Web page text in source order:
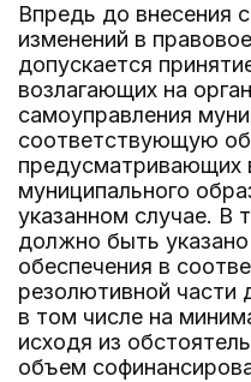
Впредь до внесения
изменений в
допускается
возлагающих на
самоуправления
соответствующую
предусматривающих
муниципального
указанном случае. В
должно быть
обеспечения в
резолютивной части
в том числе на
исходя из
объем